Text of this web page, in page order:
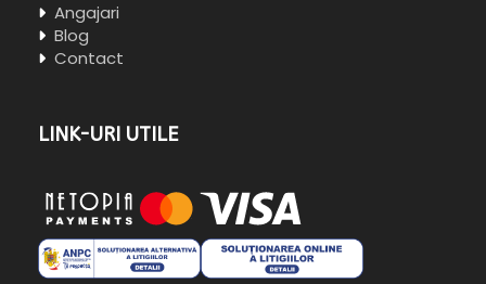
Angajari
Blog
Contact
LINK-URI UTILE